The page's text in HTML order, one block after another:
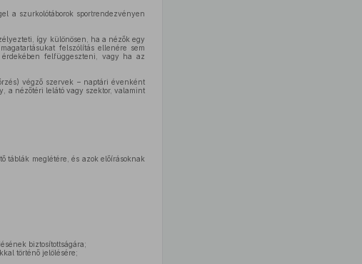
a szurkolótáborok sportrendezvényen
így különösen, ha a nézők egy
felszólítás ellenére sem
felfüggeszteni, vagy ha az
végző szervek – naptári évenként
a nézőtéri lelátó vagy szektor, valamint
táblák meglétére, és azok előírásoknak
biztosítottságára;
történő jelölésére;